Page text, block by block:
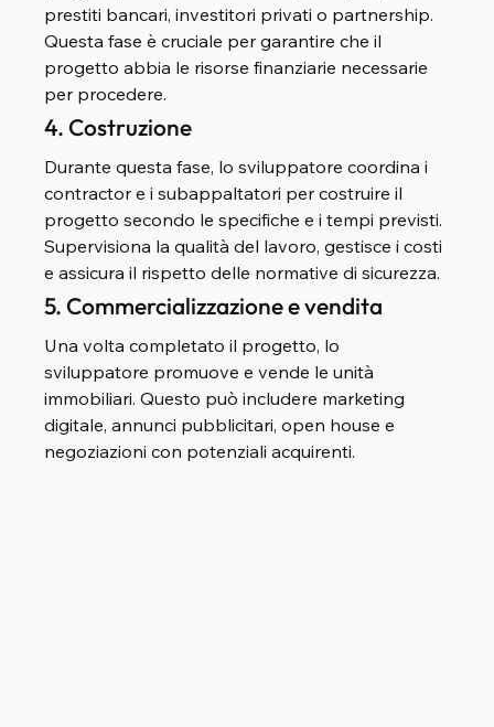
prestiti bancari, investitori privati o partnership.
Questa fase è cruciale per garantire che il
progetto abbia le risorse finanziarie necessarie
per procedere.
4. Costruzione
Durante questa fase, lo sviluppatore coordina i
contractor e i subappaltatori per costruire il
progetto secondo le specifiche e i tempi previsti.
Supervisiona la qualità del lavoro, gestisce i costi
e assicura il rispetto delle normative di sicurezza.
5. Commercializzazione e vendita
Una volta completato il progetto, lo
sviluppatore promuove e vende le unità
immobiliari. Questo può includere marketing
digitale, annunci pubblicitari, open house e
negoziazioni con potenziali acquirenti.